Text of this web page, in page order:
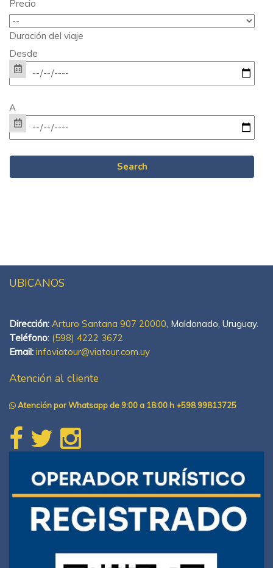
Precio
Duración del viaje
Desde
A
UBICANOS
Dirección: Arturo Santana 907 20000, Maldonado, Uruguay.
Teléfono: (598) 4222 3672
Email: infoviatour@viatour.com.uy
Atención al cliente
Atención por Whatsapp de 9:00 a 18:00 h +598 99813725